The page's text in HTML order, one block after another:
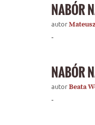
NABÓR
autor
-
NABÓR
autorBeata
-